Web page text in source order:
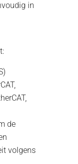
in
de
volgens